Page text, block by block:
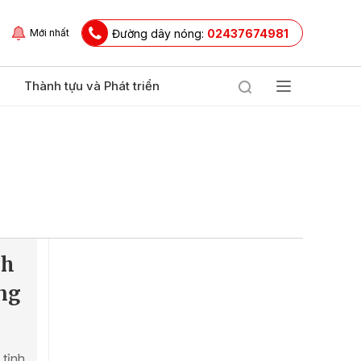
Mới nhất Đường dây nóng: 02437674981
Thành tựu và Phát triển